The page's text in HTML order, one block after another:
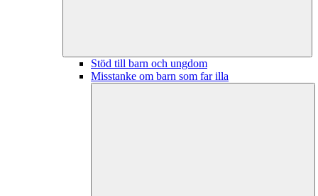
Stöd till barn och ungdom
Misstanke om barn som far illa